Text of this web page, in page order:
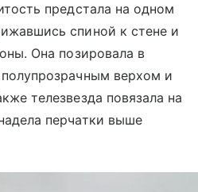
предстала на одном
спиной к стене и
Она позировала в
верхом и
телезвезда повязала на
перчатки выше